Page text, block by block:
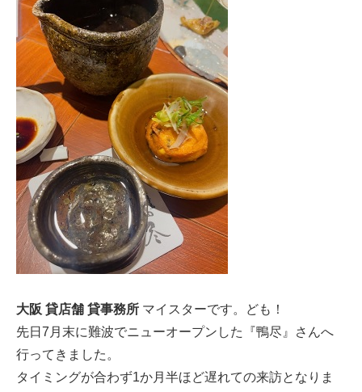
大阪 貸店舗 貸事務所 マイスターです。ども！
先日7月末に難波でニューオープンした『鴨尽』さんへ
行ってきました。
タイミングが合わず1か月半ほど遅れての来訪となりま